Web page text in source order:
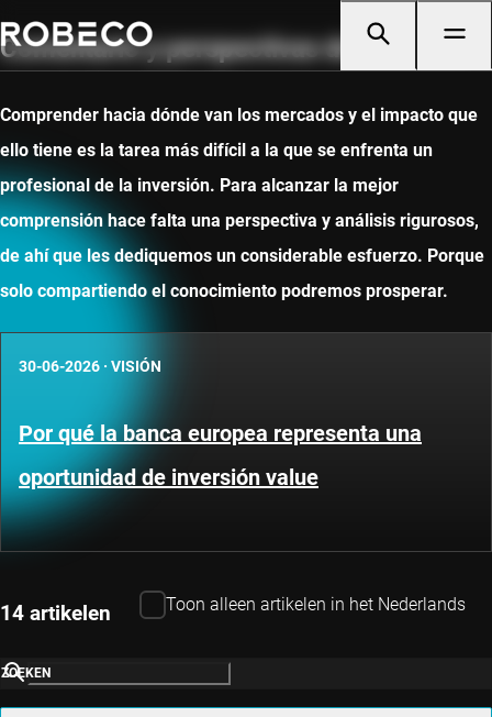
Comentario y perspectivas de mercado
Comprender hacia dónde van los mercados y el impacto que
ello tiene es la tarea más difícil a la que se enfrenta un
profesional de la inversión. Para alcanzar la mejor
comprensión hace falta una perspectiva y análisis rigurosos,
de ahí que les dediquemos un considerable esfuerzo. Porque
solo compartiendo el conocimiento podremos prosperar.
30-06-2026 · VISIÓN
Por qué la banca europea representa una
oportunidad de inversión value
14 artikelen Toon alleen artikelen in het Nederlands
ZOEKEN